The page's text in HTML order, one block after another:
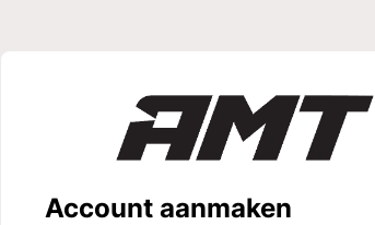
Account aanmaken